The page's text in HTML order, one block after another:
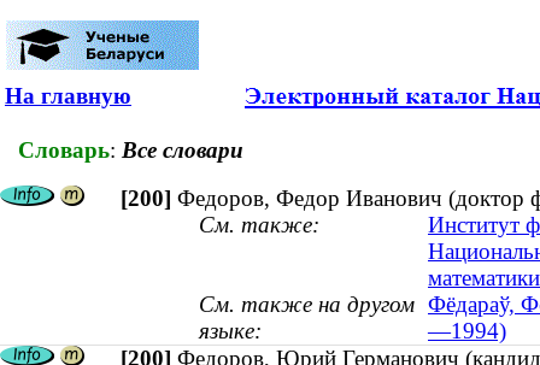
На главную
Словарь: Все словари
[200] Федоров, Федор Иванович (доктор
См. также:
Институт
См. также на другом
языке:
Фёдараў,
—1994)
[200] Федоров, Юрий Германович